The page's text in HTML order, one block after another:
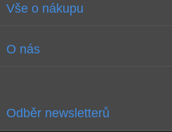
Vše o nákupu
Obchodní podmínky
O nás
Odběr newsletterů